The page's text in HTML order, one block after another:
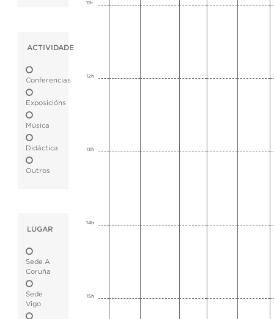
ACTIVIDADE
Conferencias
Exposicións
Música
Didáctica
Outros
LUGAR
Sede A
Coruña
Sede
Vigo
11h
12h
13h
14h
15h